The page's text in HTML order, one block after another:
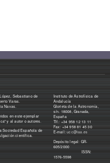
Sebastiano de
Varas.
Navas.
en este ejemplar
y al autor o autores.
Sociedad Española de
científica.
Instituto de Astrofísica de
Andalucía
Glorieta de la Astronomía,
s/n. 18008, Granada,
España
Tlf.: +34 958 12 13 11
Fax: +34 958 81 45 30
E-mail:ucc@iaa.es
Depósito legal: GR-
605/2000
ISSN:
1576-5598